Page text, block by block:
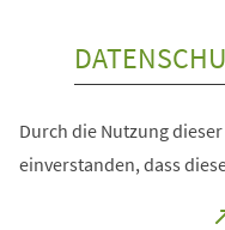
Durch die Nutzung
einverstanden, dass